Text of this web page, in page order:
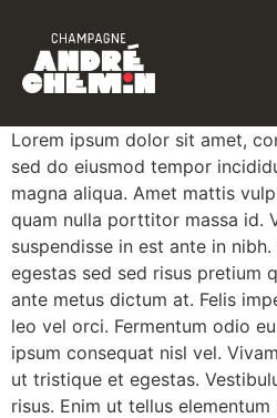
Lorem ipsum dolor sit amet,
sed do eiusmod tempor
magna aliqua. Amet mattis
quam nulla porttitor massa id.
suspendisse in est ante in
egestas sed sed risus pretium
ante metus dictum at. Felis
leo vel orci. Fermentum odio
ipsum consequat nisl vel.
ut tristique et egestas.
risus. Enim ut tellus